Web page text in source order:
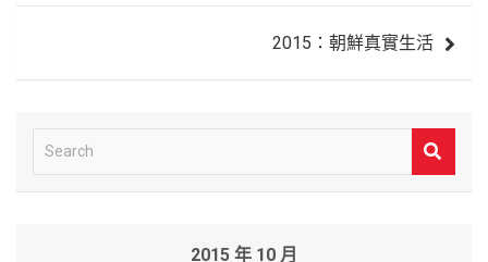
2015：朝鮮真實生活
e
2015 年 10 月